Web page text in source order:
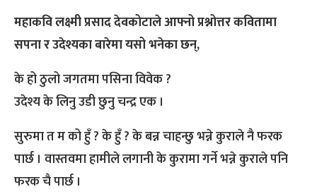
महाकवि लक्ष्मी प्रसाद देवकोटाले आफ्नो प्रश्नोत्तर कवितामा
सपना र उदेश्यका बारेमा यसो भनेका छन्,
के हो ठुलो जगतमा पसिना विवेक ?
उदेश्य के लिनु उडी छुनु चन्द्र एक ।
सुरुमा त म को हुँ ? के हुँ ? के बन्न चाहन्छु भन्ने कुराले नै फरक
पार्छ । वास्तवमा हामीले लगानी के कुरामा गर्ने भन्ने कुराले पनि
फरक चै पार्छ ।